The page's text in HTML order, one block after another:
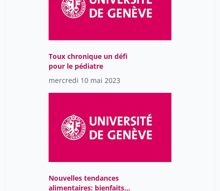
Toux chronique un défi
pour le pédiatre
mercredi 10 mai 2023
Nouvelles tendances
alimentaires: bienfaits